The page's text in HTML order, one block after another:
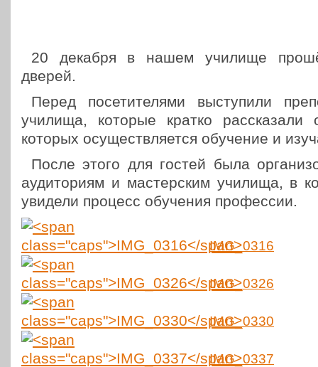
20 декабря в нашем училище
дверей.
Перед посе­ти­те­ля­ми высту­пи­ли
училища, которые кратко рас­ска­за­ли
которых осу­ществ­ля­ет­ся обу­че­ние и
После этого для гостей была
ауди­то­ри­ям и мастер­ским училища, в
увидели процесс обу­че­ния профессии.
IMG_0316
IMG_0326
IMG_0330
IMG_0337